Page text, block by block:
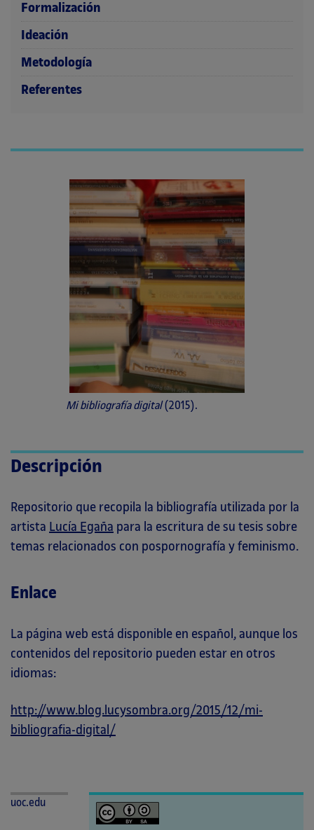
Formalización
Ideación
Metodología
Referentes
Mi bibliografía digital(2015).
Descripción
Repositorio que recopila la bibliografía utilizada por la
artista Lucía Egaña para la escritura de su tesis sobre
temas relacionados con pospornografía y feminismo.
Enlace
La página web está disponible en español, aunque los
contenidos del repositorio pueden estar en otros
idiomas:
http://www.blog.lucysombra.org/2015/12/mi-
bibliografia-digital/
uoc.edu